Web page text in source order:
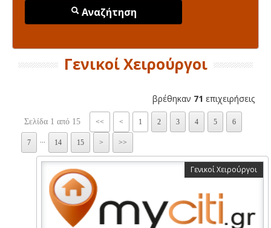
Αναζήτηση
Γενικοί Χειρούργοι
βρέθηκαν 71 επιχειρήσεις
Σελίδα 1 από 15 << < 1 2 3 4 5 6
7 14 15 > >>
Γενικοί Χειρούργοι